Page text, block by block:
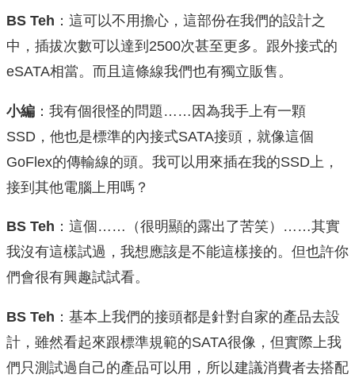
BS Teh ：這可以不用擔心，這部份在我們的設計之
中，插拔次數可以達到2500次甚至更多。跟外接式的
eSATA相當。而且這條線我們也有獨立販售。
小編 ：我有個很怪的問題……因為我手上有一顆
SSD，他也是標準的內接式SATA接頭，就像這個
GoFlex的傳輸線的頭。我可以用來插在我的SSD上，
接到其他電腦上用嗎？
BS Teh ：這個……（很明顯的露出了苦笑）……其實
我沒有這樣試過，我想應該是不能這樣接的。但也許你
們會很有興趣試試看。
BS Teh ：基本上我們的接頭都是針對自家的產品去設
計，雖然看起來跟標準規範的SATA很像，但實際上我
們只測試過自己的產品可以用，所以建議消費者去搭配